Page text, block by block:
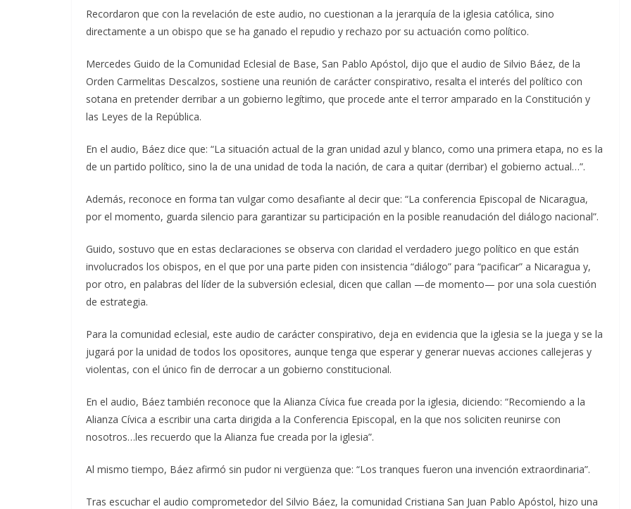
Recordaron que con la revelación de este audio, no cuestionan a la jerarquía de la iglesia católica, sino
directamente a un obispo que se ha ganado el repudio y rechazo por su actuación como político.
Mercedes Guido de la Comunidad Eclesial de Base, San Pablo Apóstol, dijo que el audio de Silvio Báez, de la
Orden Carmelitas Descalzos, sostiene una reunión de carácter conspirativo, resalta el interés del político con
sotana en pretender derribar a un gobierno legítimo, que procede ante el terror amparado en la Constitución y
las Leyes de la República.
En el audio, Báez dice que: “La situación actual de la gran unidad azul y blanco, como una primera etapa, no es la
de un partido político, sino la de una unidad de toda la nación, de cara a quitar (derribar) el gobierno actual…”.
Además, reconoce en forma tan vulgar como desafiante al decir que: “La conferencia Episcopal de Nicaragua,
por el momento, guarda silencio para garantizar su participación en la posible reanudación del diálogo nacional”.
Guido, sostuvo que en estas declaraciones se observa con claridad el verdadero juego político en que están
involucrados los obispos, en el que por una parte piden con insistencia “diálogo” para “pacificar” a Nicaragua y,
por otro, en palabras del líder de la subversión eclesial, dicen que callan —de momento— por una sola cuestión
de estrategia.
Para la comunidad eclesial, este audio de carácter conspirativo, deja en evidencia que la iglesia se la juega y se la
jugará por la unidad de todos los opositores, aunque tenga que esperar y generar nuevas acciones callejeras y
violentas, con el único fin de derrocar a un gobierno constitucional.
En el audio, Báez también reconoce que la Alianza Cívica fue creada por la iglesia, diciendo: “Recomiendo a la
Alianza Cívica a escribir una carta dirigida a la Conferencia Episcopal, en la que nos soliciten reunirse con
nosotros…les recuerdo que la Alianza fue creada por la iglesia”.
Al mismo tiempo, Báez afirmó sin pudor ni vergüenza que: “Los tranques fueron una invención extraordinaria”.
Tras escuchar el audio comprometedor del Silvio Báez, la comunidad Cristiana San Juan Pablo Apóstol, hizo una